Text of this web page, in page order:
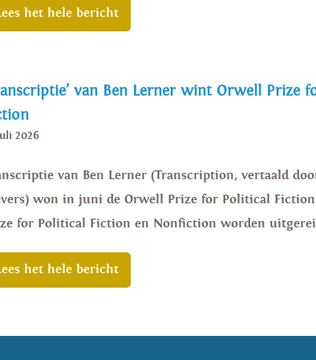
het hele bericht
van Ben Lerner wint Orwell Prize
2026
van Ben Lerner (Transcription, vertaald
won in juni de Orwell Prize for Political
for Political Fiction en Nonfiction worden
het hele bericht